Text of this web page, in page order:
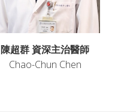
陳超群 資深主治醫師
Chao-Chun Chen